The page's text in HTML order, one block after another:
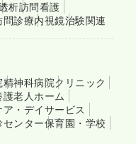
析訪問看護
問診療内視鏡治験関連
精神科病院クリニック
護老人ホーム
ア・デイサービス
センター保育園・学校